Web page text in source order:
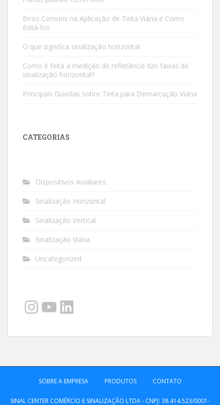
Erros Comuns na Aplicação de Tinta Viária e Como
Evitá-los
O que significa sinalização horizontal
Como é feita a medição de refletância das faixas de
sinalização horizontal?
Principais Dúvidas sobre Tinta para Demarcação Viária
CATEGORIAS
Dispositivos Auxiliares
Sinalização Horizontal
Sinalização Vertical
Sinalização Viária
Uncategorized
Instagram
YouTube
LinkedIn
SOBRE A EMPRESA PRODUTOS CONTATO
SINAL CENTER COMÉRCIO E SINALIZAÇÃO LTDA - CNPJ: 38.414.523/0001-